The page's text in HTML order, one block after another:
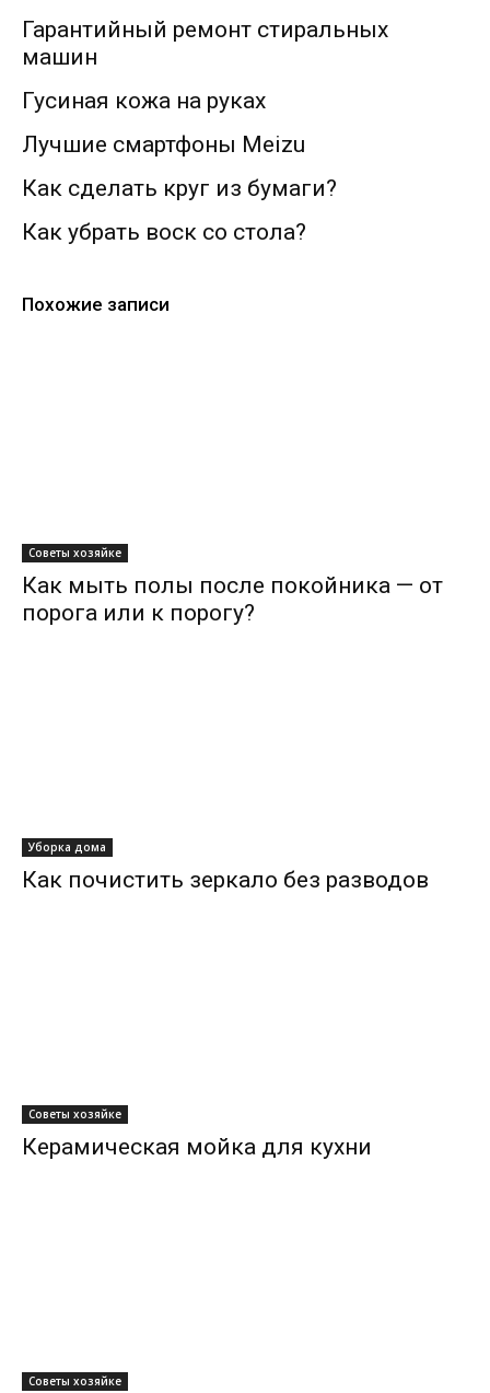
Гарантийный ремонт стиральных
машин
Гусиная кожа на руках
Лучшие смартфоны Meizu
Как сделать круг из бумаги?
Как убрать воск со стола?
Похожие записи
Советы хозяйке
Как мыть полы после покойника — от
порога или к порогу?
Уборка дома
Как почистить зеркало без разводов
Советы хозяйке
Керамическая мойка для кухни
Советы хозяйке